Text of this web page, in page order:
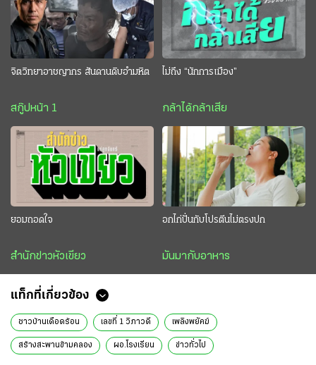
จิตวิทยาอาชญากร สันดานดิบอำมหิต
สกู๊ปหน้า 1
ไม่ถึง “นักการเมือง”
กล้าได้กล้าเสีย
ยอมถอดใจ
สำนักข่าวหัวเขียว
อกไก่ปั่นกับโปรตีนไม่ตรงปก
มันมากับอาหาร
แท็กที่เกี่ยวข้อง
ชาวบ้านเดือดร้อน เลขที่ 1 วิภาวดี เพลิงพยัคฆ์
สร้างสะพานข้ามคลอง ผอ.โรงเรียน ข่าวทั่วไป